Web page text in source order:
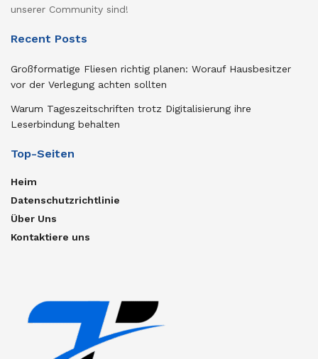
unserer Community sind!
Recent Posts
Großformatige Fliesen richtig planen: Worauf Hausbesitzer
vor der Verlegung achten sollten
Warum Tageszeitschriften trotz Digitalisierung ihre
Leserbindung behalten
Top-Seiten
Heim
Datenschutzrichtlinie
Über Uns
Kontaktiere uns